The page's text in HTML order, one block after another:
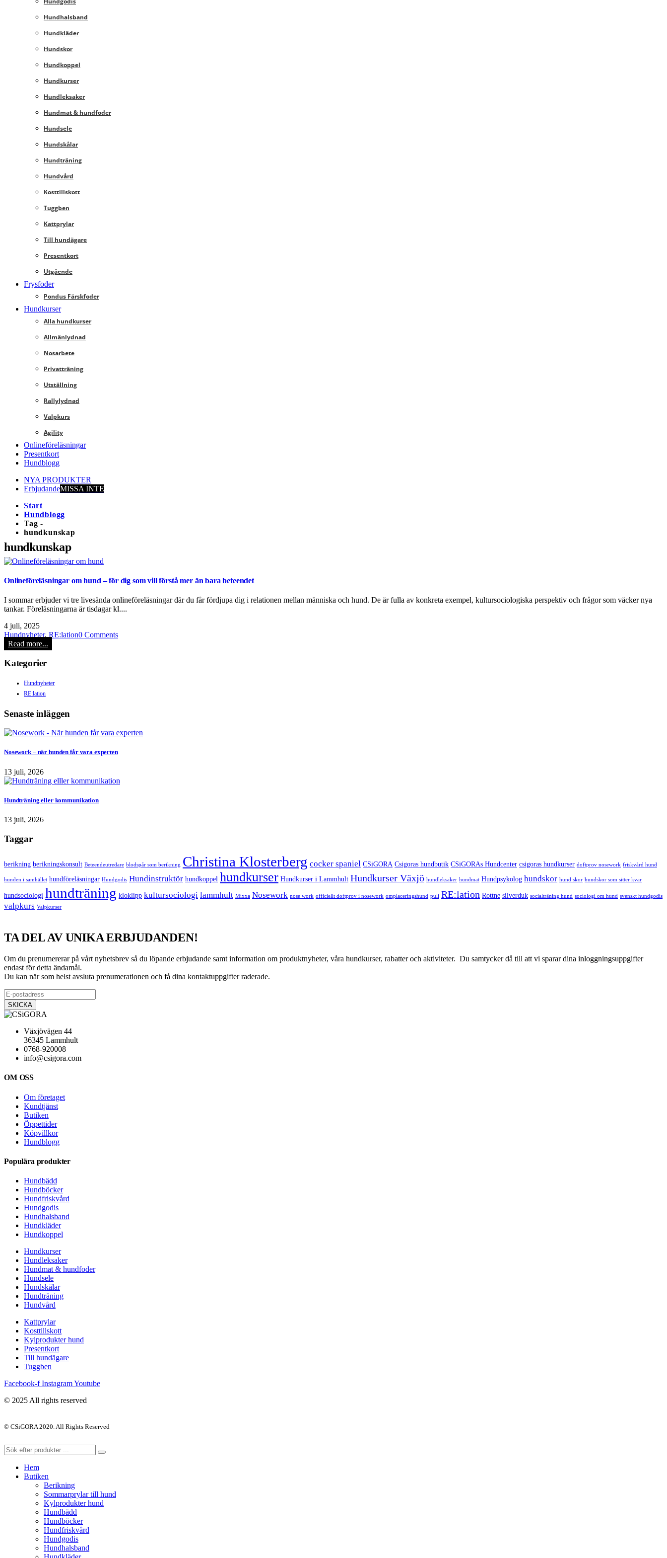
Hundhalsband
Hundkläder
Hundskor
Hundkoppel
Hundkurser
Hundleksaker
Hundmat & hundfoder
Hundsele
Hundskålar
Hundträning
Hundvård
Kosttillskott
Tuggben
Kattprylar
Till hundägare
Presentkort
Utgående
Frysfoder
Pondus Färskfoder
Hundkurser
Alla hundkurser
Allmänlydnad
Nosarbete
Privatträning
Utställning
Rallylydnad
Valpkurs
Agility
Onlineföreläsningar
Presentkort
Hundblogg
NYA PRODUKTER
ErbjudandeMISSA INTE
Start
Hundblogg
Tag -
hundkunskap
hundkunskap
Onlineföreläsningar om hund – för dig som vill förstå mer än bara beteendet
I sommar erbjuder vi tre livesända onlineföreläsningar där du får fördjupa dig i relationen mellan människa och hund. De är fulla av konkreta exempel, kultursociologiska perspektiv och frågor som väcker nya
tankar. Föreläsningarna är tisdagar kl....
4 juli, 2025
Hundnyheter, RE:lation0 Comments
Read more...
Kategorier
Hundnyheter
RE:lation
Senaste inläggen
Nosework – när hunden får vara experten
13 juli, 2026
Hundträning eller kommunikation
13 juli, 2026
Taggar
berikning berikningskonsult Beteendeutredare blodspår som berikning Christina Klosterberg cocker spaniel CSiGORA Csigoras hundbutik CSiGORAs Hundcenter csigoras hundkurser doftprov nosework friskvård hund
hunden i samhället hundföreläsningar Hundgodis Hundinstruktör hundkoppel hundkurser Hundkurser i Lammhult Hundkurser Växjö hundleksaker hundmat Hundpsykolog hundskor hund skor hundskor som sitter kvar
hundsociologi hundträning kloklipp kultursociologi lammhult Mixxa Nosework nose work officiellt doftprov i nosework omplaceringshund puli RE:lation Rottne silverduk socialträning hund sociologi om hund svenskt hundgodis
valpkurs Valpkurser
TA DEL AV UNIKA ERBJUDANDEN!
Om du prenumererar på vårt nyhetsbrev så du löpande erbjudande samt information om produktnyheter, våra hundkurser, rabatter och aktiviteter. Du samtycker då till att vi sparar dina inloggningsuppgifter
endast för detta ändamål.
Du kan när som helst avsluta prenumerationen och få dina kontaktuppgifter raderade.
Växjövägen 44
36345 Lammhult
0768-920008
info@csigora.com
OM OSS
Om företaget
Kundtjänst
Butiken
Öppettider
Köpvillkor
Hundblogg
Populära produkter
Hundbädd
Hundböcker
Hundfriskvård
Hundgodis
Hundhalsband
Hundkläder
Hundkoppel
Hundkurser
Hundleksaker
Hundmat & hundfoder
Hundsele
Hundskålar
Hundträning
Hundvård
Kattprylar
Kosttillskott
Kylprodukter hund
Presentkort
Till hundägare
Tuggben
Facebook-f InstagramYoutube
© 2025 All rights reserved
© CSiGORA 2020. All Rights Reserved
Hem
Butiken
Berikning
Sommarprylar till hund
Kylprodukter hund
Hundbädd
Hundböcker
Hundfriskvård
Hundgodis
Hundhalsband